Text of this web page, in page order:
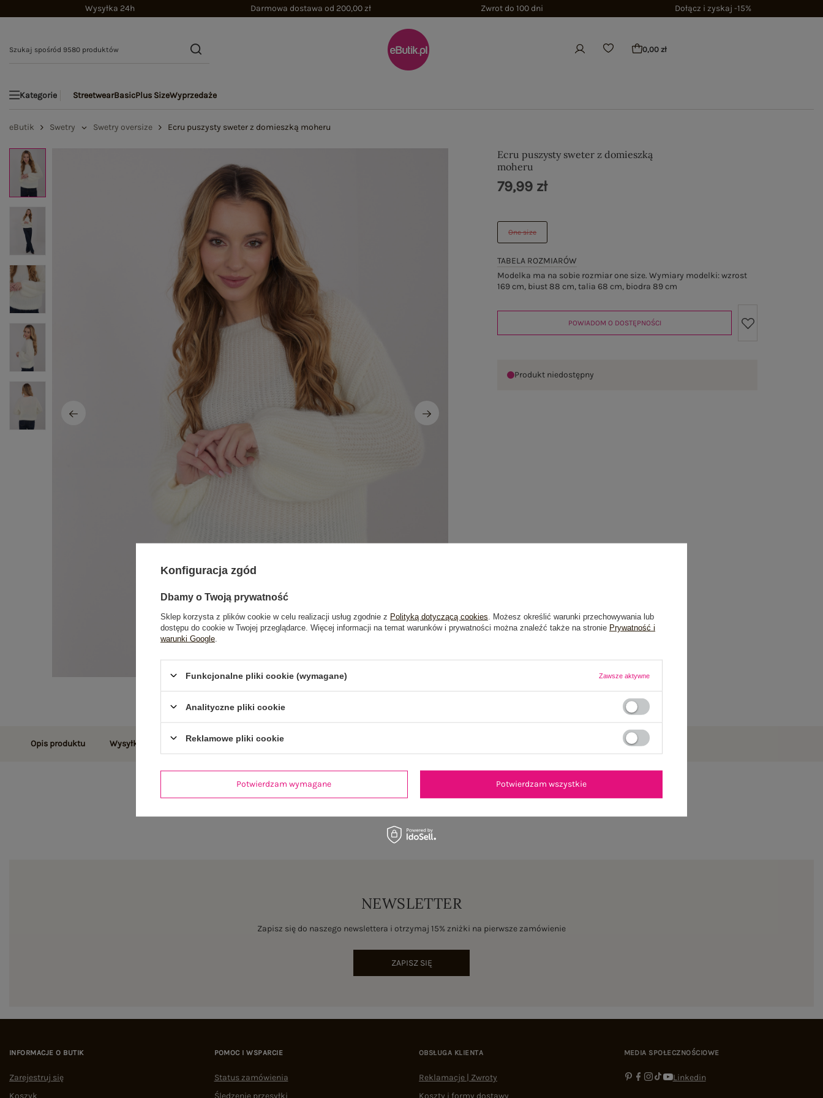
Wysyłka 24h Darmowa dostawa od 200,00 zł Zwrot do 100 dni Dołącz i zyskaj -15%
0,00 zł
Kategorie StreetwearBasicPlus SizeWyprzedaże
eButik Swetry Swetry oversize Ecru puszysty sweter z domieszką moheru
Ecru puszysty sweter z domieszką
moheru
One size
TABELA ROZMIARÓW
Modelka ma na sobie rozmiar one size. Wymiary modelki: wzrost
169 cm, biust 88 cm, talia 68 cm, biodra 89 cm
79,99 zł
POWIADOM O DOSTĘPNOŚCI
Produkt niedostępny
Opis produktu Wysyłka i dostawa Zwroty i reklamacje
NEWSLETTER
Zapisz się do naszego newslettera i otrzymaj 15% zniżki na pierwsze zamówienie
ZAPISZ SIĘ
INFORMACJE O BUTIK
Zarejestruj się
Koszyk
POMOC I WSPARCIE
Status zamówienia
Śledzenie przesyłki
OBSŁUGA KLIENTA
Reklamacje | Zwroty
Koszty i formy dostawy
MEDIA SPOŁECZNOŚCIOWE
Linkedin
Konfiguracja zgód
Dbamy o Twoją prywatność
Sklep korzysta z plików cookie w celu realizacji usług zgodnie z Polityką dotyczącą cookies . Możesz określić warunki przechowywania lub
dostępu do cookie w Twojej przeglądarce. Więcej informacji na temat warunków i prywatności można znaleźć także na stronie Prywatność i
warunki Google
Funkcjonalne pliki cookie (wymagane) Zawsze aktywne
Analityczne pliki cookie
Reklamowe pliki cookie
Potwierdzam wymagane Potwierdzam wszystkie